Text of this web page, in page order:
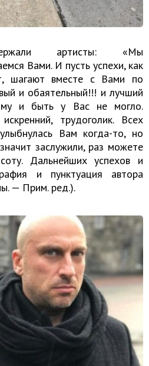
артисты: «Мы
Вами. И пусть успехи, как
шагают вместе с Вами по
и обаятельный!!! и лучший
и быть у Вас не могло.
трудоголик. Всех
Вам когда-то, но
заслужили, раз можете
Дальнейших успехов и
и пунктуация автора
— Прим. ред.).